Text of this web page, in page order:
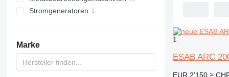
Schweißaggregate
Schweißtische
Schweißpositionierer
Schweißwalzen
Zerspanungsmaschinen
Stromgeneratoren
Marke
1
ESAB ARC
EUR 2’150 ≈